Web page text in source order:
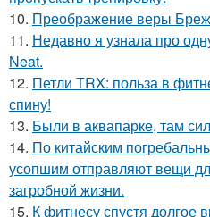
10. Преображение веры
11. Недавно я узнала про
Neat.
12. Петли TRX: польза в
спину!
13. Были в аквапарке, там
14. По китайским
усопшим отправляют вещи
загробной жизни.
15. К фитнесу спустя долгое